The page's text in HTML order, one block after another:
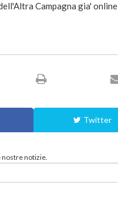
Campagna gia' online
Twitter
nostre notizie.